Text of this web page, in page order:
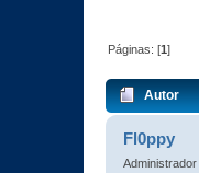
Páginas: [1]
Autor
Fl0ppy
Administrador